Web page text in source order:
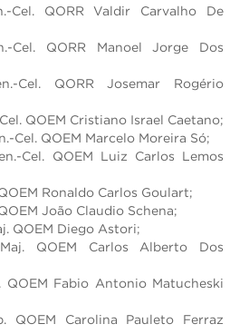
Cel. QORR Valdir Carvalho De
Cel. QORR Manoel Jorge Dos
Cel. QORR Josemar Rogério
QOEM Cristiano Israel Caetano;
Cel. QOEM Marcelo Moreira Só;
Cel. QOEM Luiz Carlos Lemos
Ronaldo Carlos Goulart;
João Claudio Schena;
QOEM Diego Astori;
QOEM Carlos Alberto Dos
QOEM Fabio Antonio Matucheski
QOEM Carolina Pauleto Ferraz